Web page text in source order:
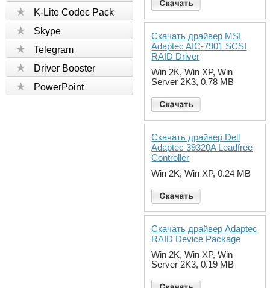
K-Lite Codec Pack
Skype
Telegram
Driver Booster
PowerPoint
Скачать драйвер MSI
Adaptec AIC-7901 SCSI
RAID Driver
Win 2K, Win XP, Win
Server 2K3, 0.78 MB
Скачать драйвер Dell
Adaptec 39320A Leadfree
Controller
Win 2K, Win XP, 0.24 MB
Скачать драйвер Adaptec
RAID Device Package
Win 2K, Win XP, Win
Server 2K3, 0.19 MB